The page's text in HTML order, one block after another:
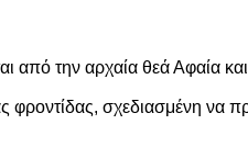
από την αρχαία θεά Αφαία
φροντίδας, σχεδιασμένη